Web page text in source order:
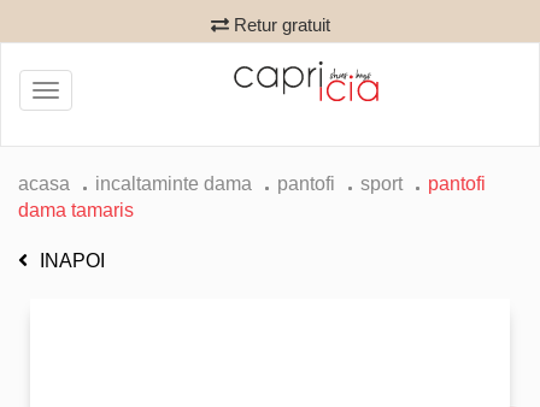
Retur gratuit
Toggle
navigation
acasa incaltaminte dama pantofi sport
pantofi
dama tamaris
INAPOI